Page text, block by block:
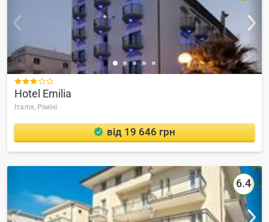

Hotel Emilia
Італія, Ріміні
від 19 646 грн
6.4